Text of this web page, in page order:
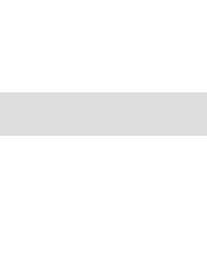
川賞決選作品〈逆
言之神＞；以虛構的
曾以華、神、春三部曲
細膩表現角色情感，
深處的內心獨白。回